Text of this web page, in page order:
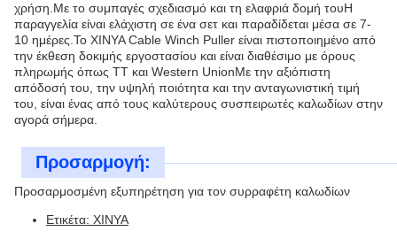
χρήση.Με το συμπαγές σχεδιασμό και τη ελαφριά δομή τουΗ
παραγγελία είναι ελάχιστη σε ένα σετ και παραδίδεται μέσα σε 7-
10 ημέρες.Το XINYA Cable Winch Puller είναι πιστοποιημένο από
την έκθεση δοκιμής εργοστασίου και είναι διαθέσιμο με όρους
πληρωμής όπως TT και Western UnionΜε την αξιόπιστη
απόδοσή του, την υψηλή ποιότητα και την ανταγωνιστική τιμή
του, είναι ένας από τους καλύτερους συσπειρωτές καλωδίων στην
αγορά σήμερα.
Προσαρμογή:
Προσαρμοσμένη εξυπηρέτηση για τον συρραφέτη καλωδίων
Ετικέτα: XINYA